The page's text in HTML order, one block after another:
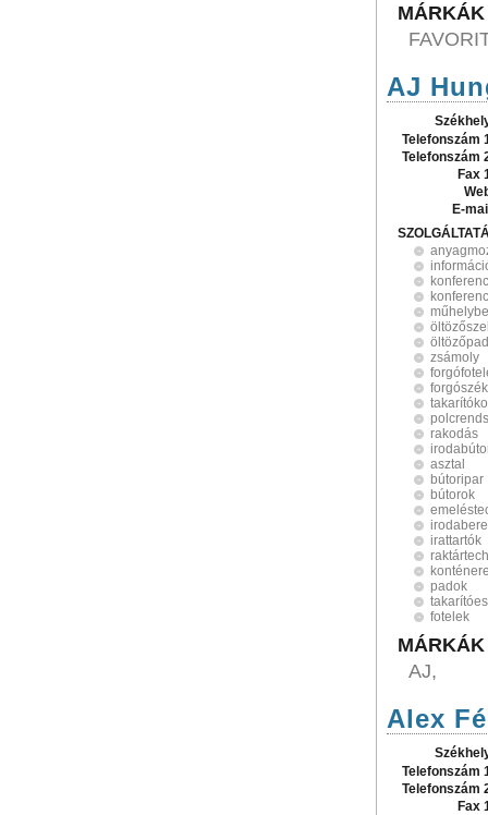
MÁRKÁK
AJ
Telefonszám
Telefonszám
Fax
E-
zsámoly
rakodás
asztal
bútoripar
bútorok
irattartók
padok
fotelek
MÁRKÁK
AJ,
Alex
Telefonszám
Telefonszám
Fax